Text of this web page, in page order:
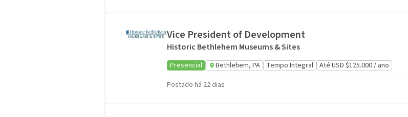
Vice President of Development
Historic Bethlehem Museums & Sites
Presencial Bethlehem, PA Tempo Integral
Até USD $125.000 / ano
Postado há 22 dias